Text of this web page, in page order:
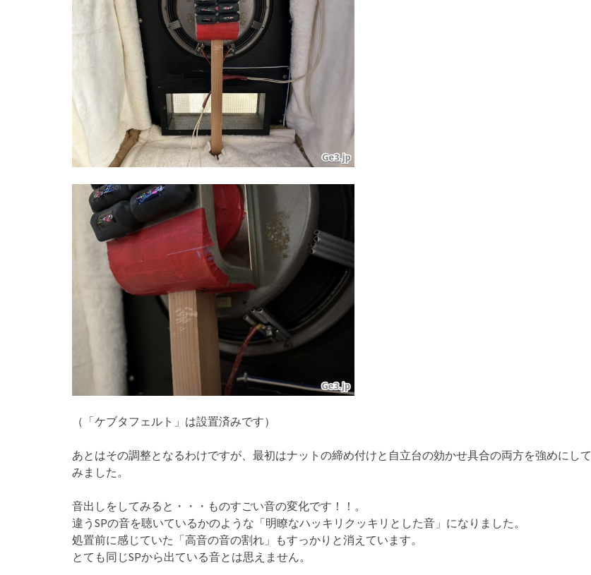
（「ケブタフェルト」は設置済みです）
あとはその調整となるわけですが、最初はナットの締め付けと自立台の効かせ具合の両方を強めにして
みました。
音出しをしてみると・・・ものすごい音の変化です！！。
違うSPの音を聴いているかのような「明瞭なハッキリクッキリとした音」になりました。
処置前に感じていた「高音の音の割れ」もすっかりと消えています。
とても同じSPから出ている音とは思えません。